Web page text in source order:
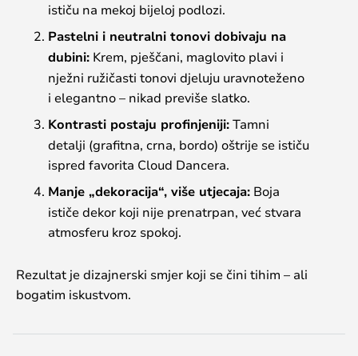
ističu na mekoj bijeloj podlozi.
Pastelni i neutralni tonovi dobivaju na
dubini: Krem, pješčani, maglovito plavi i
nježni ružičasti tonovi djeluju uravnoteženo
i elegantno – nikad previše slatko.
Kontrasti postaju profinjeniji:Tamni
detalji (grafitna, crna, bordo) oštrije se ističu
ispred favorita Cloud Dancera.
Manje „dekoracija“, više utjecaja: Boja
ističe dekor koji nije prenatrpan, već stvara
atmosferu kroz spokoj.
Rezultat je dizajnerski smjer koji se čini tihim – ali
bogatim iskustvom.